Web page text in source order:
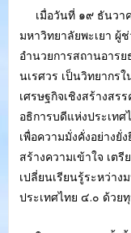
เมื่อวันที่ ๑๙ ธันวา
มหาวิทยาลัยพะเยา ผู้
อำนวยการสถานอาร
นเรศวร เป็นวิทยากร
เศรษฐกิจเชิงสร้างสร
อธิการบดีแห่งประเท
เพื่อความมั่งคั่งอย่างยั่
สร้างความเข้าใจ เต
เปลี่ยนเรียนรู้ระหว่า
ประเทศไทย ๔.๐ ด้วย